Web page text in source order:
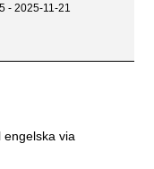
- 2025-11-21
engelska via